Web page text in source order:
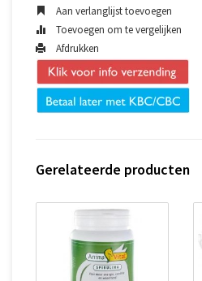
Aan verlanglijst toevoegen
Toevoegen om te vergelijken
Afdrukken
Gerelateerde producten